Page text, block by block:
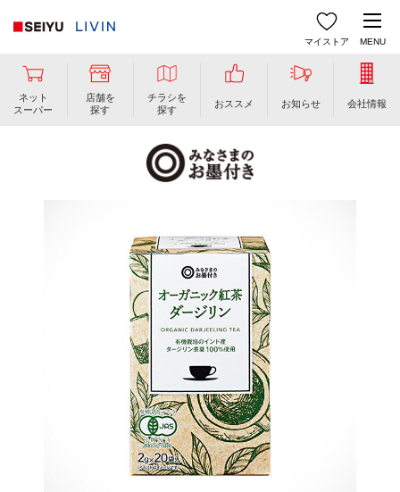
マイストア MENU
ネット
スーパー
店舗を
探す
チラシを
探す
おススメ お知らせ 会社情報